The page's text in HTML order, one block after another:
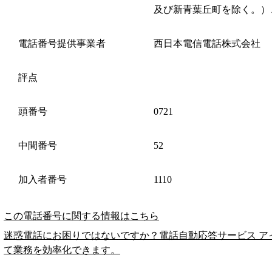
及び新青葉丘町を除く。
電話番号提供事業者 西日本電信電話株式会社
評点
頭番号 0721
中間番号 52
加入者番号 1110
この電話番号に関する情報はこちら
迷惑電話にお困りではないですか？電話自動応答サービス
て業務を効率化できます。